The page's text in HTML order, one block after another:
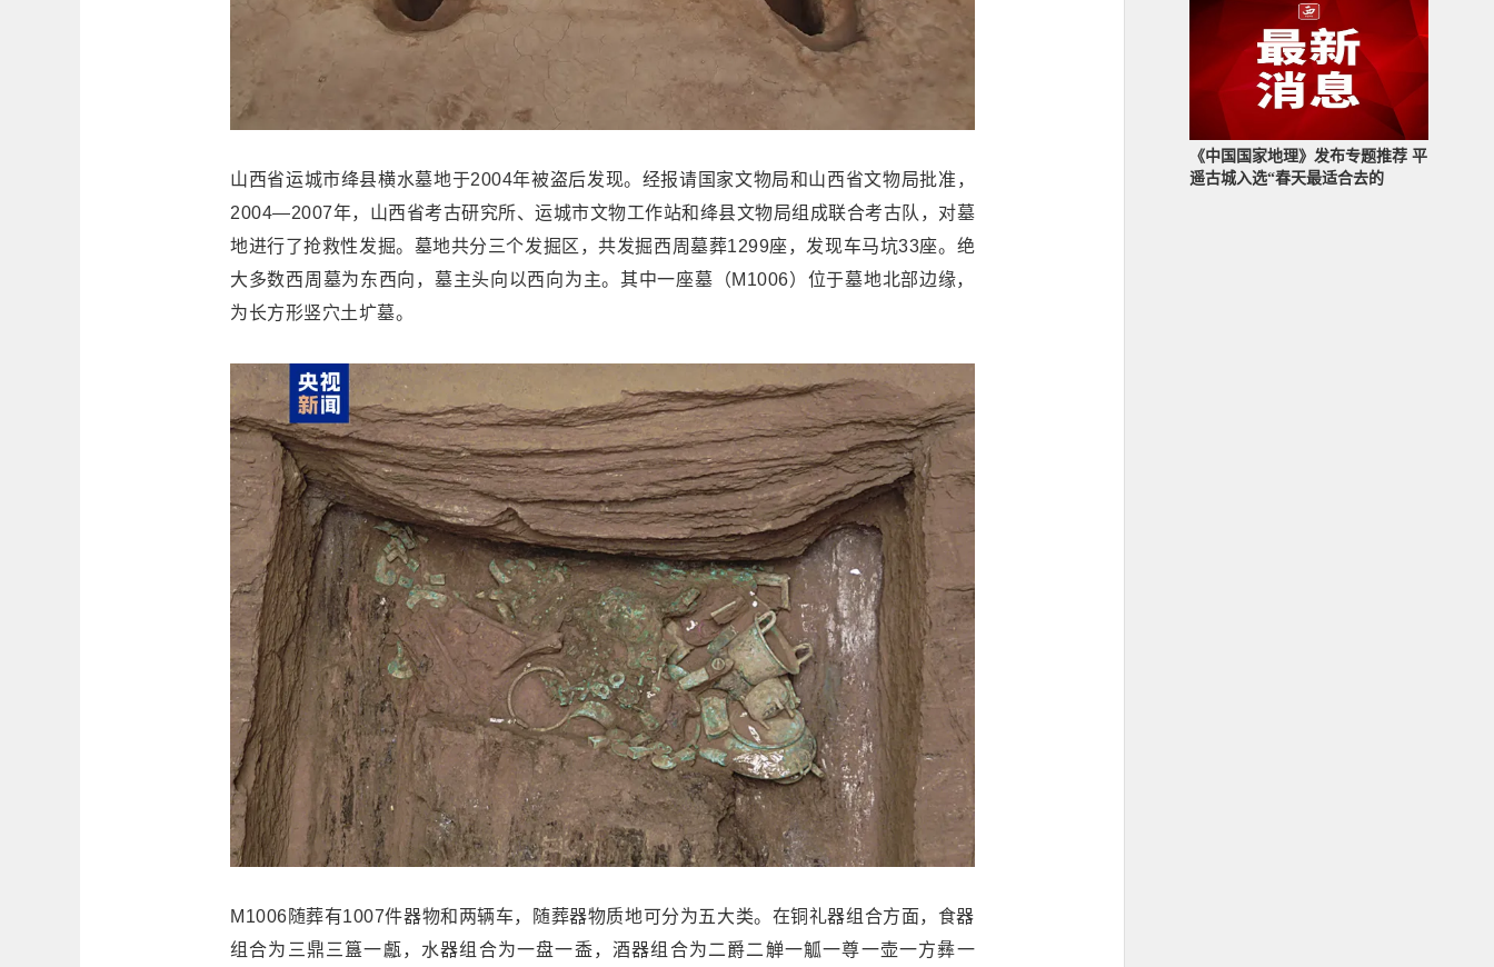
山西省运城市绛县横水墓地于2004年被盗后发现。经报请国家文物局和山西省文物局批准，
2004—2007年，山西省考古研究所、运城市文物工作站和绛县文物局组成联合考古队，对墓
地进行了抢救性发掘。墓地共分三个发掘区，共发掘西周墓葬1299座，发现车马坑33座。绝
大多数西周墓为东西向，墓主头向以西向为主。其中一座墓（M1006）位于墓地北部边缘，
为长方形竖穴土圹墓。
M1006随葬有1007件器物和两辆车，随葬器物质地可分为五大类。在铜礼器组合方面，食器
组合为三鼎三簋一甗，水器组合为一盘一盉，酒器组合为二爵二觯一觚一尊一壶一方彝一
《中国国家地理》发布专题推荐 平
遥古城入选“春天最适合去的